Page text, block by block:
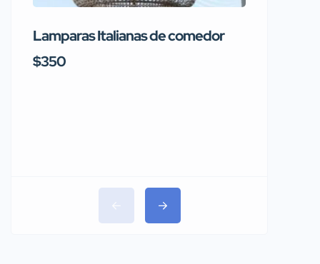
Lamparas Italianas de comedor
$350